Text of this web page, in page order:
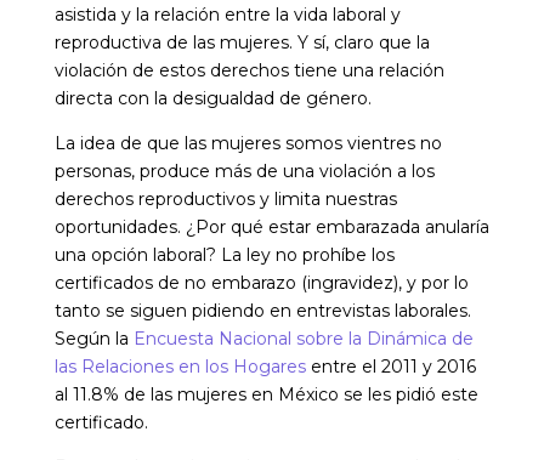
asistida y la relación entre la vida laboral y
reproductiva de las mujeres. Y sí, claro que la
violación de estos derechos tiene una relación
directa con la desigualdad de género.
La idea de que las mujeres somos vientres no
personas, produce más de una violación a los
derechos reproductivos y limita nuestras
oportunidades. ¿Por qué estar embarazada anularía
una opción laboral? La ley no prohíbe los
certificados de no embarazo (ingravidez), y por lo
tanto se siguen pidiendo en entrevistas laborales.
Según la Encuesta Nacional sobre la Dinámica de
las Relaciones en los Hogaresentre el 2011 y 2016
al 11.8% de las mujeres en México se les pidió este
certificado.